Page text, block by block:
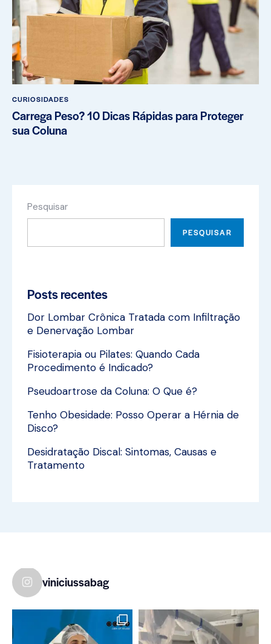
CURIOSIDADES
Carrega Peso? 10 Dicas Rápidas para Proteger
sua Coluna
Pesquisar
PESQUISAR
Posts recentes
Dor Lombar Crônica Tratada com Infiltração
e Denervação Lombar
Fisioterapia ou Pilates: Quando Cada
Procedimento é Indicado?
Pseudoartrose da Coluna: O Que é?
Tenho Obesidade: Posso Operar a Hérnia de
Disco?
Desidratação Discal: Sintomas, Causas e
Tratamento
viniciussabag